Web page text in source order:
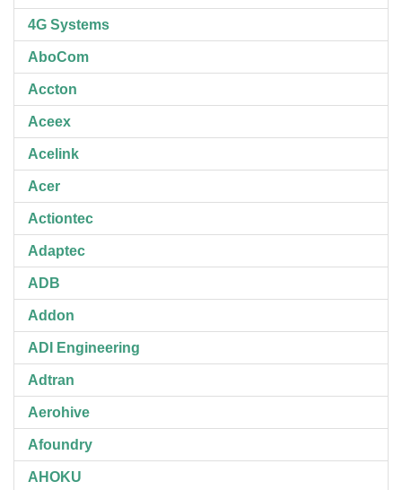
4G Systems
AboCom
Accton
Aceex
Acelink
Acer
Actiontec
Adaptec
ADB
Addon
ADI Engineering
Adtran
Aerohive
Afoundry
AHOKU